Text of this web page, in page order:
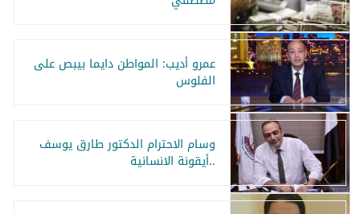
عمرو أديب: المواطن دايما بيبص على
الفلوس
وسام الاحترام الدكتور طارق يوسف
..أيقونة الانسانية